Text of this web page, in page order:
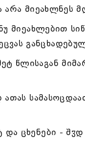
არა მიეახლნეს
მიეახლებით
წლისაგან
და ცხენები -